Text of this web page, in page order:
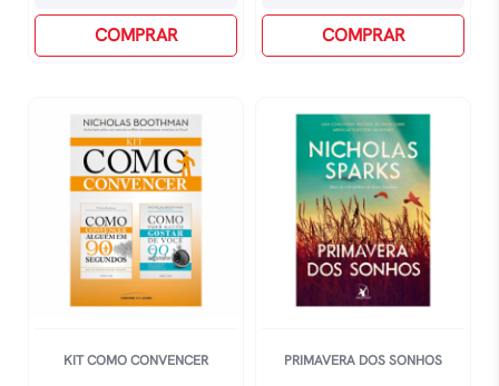
Que
Beneficiam
Com
quantidade
COMPRAR
Em
Segundos
quantidade
COMPRAR
KIT COMO CONVENCER PRIMAVERA DOS SONHOS